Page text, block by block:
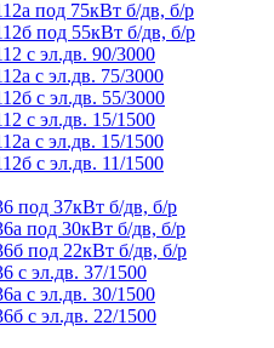
под 75кВт б/дв, б/р
под 55кВт б/дв, б/р
с эл.дв. 90/3000
с эл.дв. 75/3000
с эл.дв. 55/3000
с эл.дв. 15/1500
с эл.дв. 15/1500
с эл.дв. 11/1500
под 37кВт б/дв, б/р
под 30кВт б/дв, б/р
под 22кВт б/дв, б/р
с эл.дв. 37/1500
с эл.дв. 30/1500
с эл.дв. 22/1500